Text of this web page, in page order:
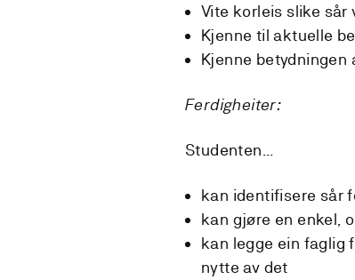
Vite korleis slike sår
Kjenne til aktuelle
Kjenne betydningen
Ferdigheiter:
Studenten...
kan identifisere sår
kan gjøre en enkel,
kan legge ein faglig
nytte av det